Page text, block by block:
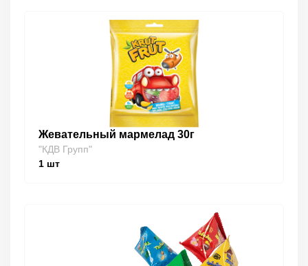
Жевательный мармелад 30г
"КДВ Групп"
1 шт